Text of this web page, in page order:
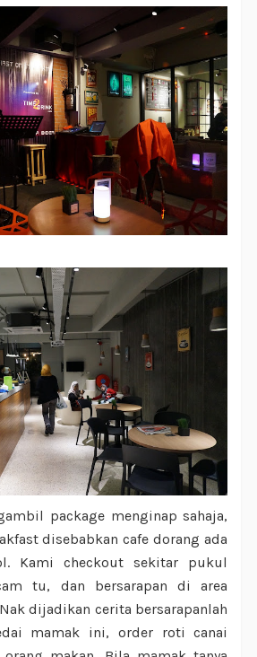
package menginap sahaja,
disebabkan cafe dorang ada
Kami checkout sekitar pukul
tu, dan bersarapan di area
dijadikan cerita bersarapanlah
mamak ini, order roti canai